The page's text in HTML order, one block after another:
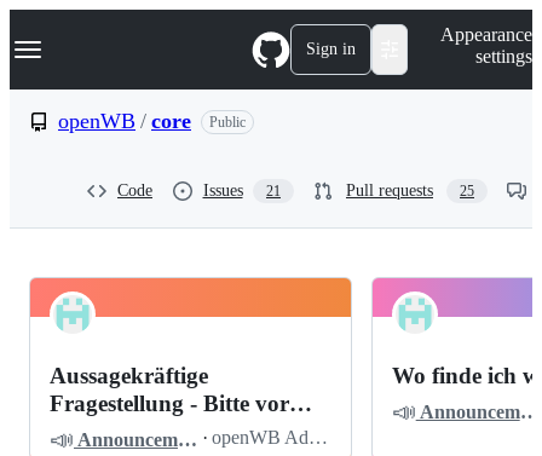
k
p
Navigation Menu Sign in
Appearance
settings
openWB / core Public
Code Issues 21 Pull requests 25
openWB
Discussions
Pinned
Aussagekräftige
Fragestellung - Bitte vor
dem Posten lesen
📣 Announcements · openWB Admin
Wo finde ich
📣 Announcements